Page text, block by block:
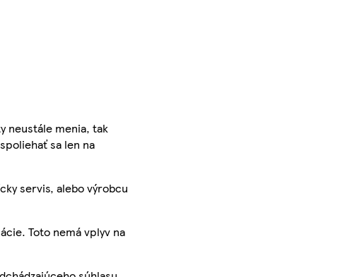
neustále menia, tak
sa len na
servis, alebo výrobcu
Toto nemá vplyv na